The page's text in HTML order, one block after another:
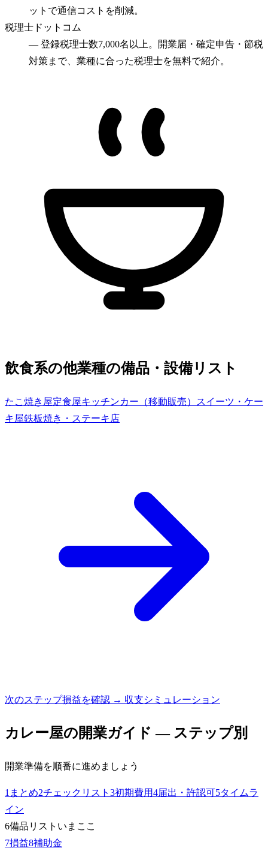
ットで通信コストを削減。
税理士ドットコム
— 登録税理士数7,000名以上。開業届・確定申告・節税
対策まで、業種に合った税理士を無料で紹介。
飲食系の他業種の備品・設備リスト
たこ焼き屋定食屋キッチンカー（移動販売）
スイーツ・ケー
キ屋鉄板焼き・ステーキ店
次のステップ損益を確認 → 収支シミュレーション
カレー屋の開業ガイド — ステップ別
開業準備を順番に進めましょう
1 まとめ2チェックリスト 3初期費用4届出・許認可5タイムラ
イン
6備品リスト いまここ
7損益8補助金